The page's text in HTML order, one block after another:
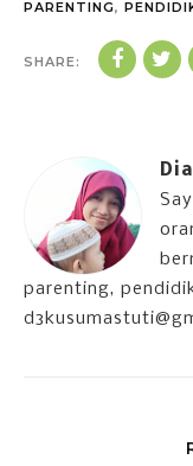
PARENTING,
SHARE:
parenting,